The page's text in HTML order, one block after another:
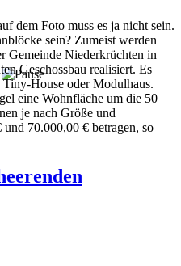
dem Foto muss es ja nicht sein.
sein? Zumeist werden
Gemeinde Niederkrüchten in
Geschossbau realisiert. Es
Tiny-House oder Modulhaus.
eine Wohnfläche um die 50
je nach Größe und
70.000,00 € betragen, so